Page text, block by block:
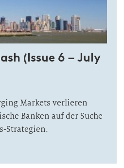
(Issue 6 – July
Markets verlieren
Banken auf der Suche
Strategien.